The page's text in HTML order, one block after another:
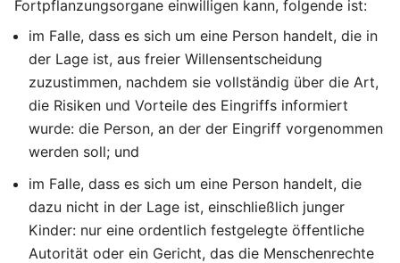
Fortpflanzungsorgane einwilligen kann, folgende ist:
im Falle, dass es sich um eine Person handelt, die in
der Lage ist, aus freier Willensentscheidung
zuzustimmen, nachdem sie vollständig über die Art,
die Risiken und Vorteile des Eingriffs informiert
wurde: die Person, an der der Eingriff vorgenommen
werden soll; und
im Falle, dass es sich um eine Person handelt, die
dazu nicht in der Lage ist, einschließlich junger
Kinder: nur eine ordentlich festgelegte öffentliche
Autorität oder ein Gericht, das die Menschenrechte